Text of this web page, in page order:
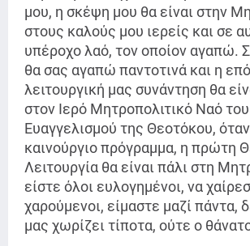
μου, η σκέψη μου θα είναι στην
στους καλούς μου ιερείς και σε
υπέροχο λαό, τον οποίον αγαπώ.
θα σας αγαπώ παντοτινά και η
λειτουργική μας συνάντηση θα
στον Ιερό Μητροπολιτικό Ναό του
Ευαγγελισμού της Θεοτόκου,
καινούργιο πρόγραμμα, η πρώτη
Λειτουργία θα είναι πάλι στη
είστε όλοι ευλογημένοι, να
χαρούμενοι, είμαστε μαζί πάντα,
μας χωρίζει τίποτα, ούτε ο